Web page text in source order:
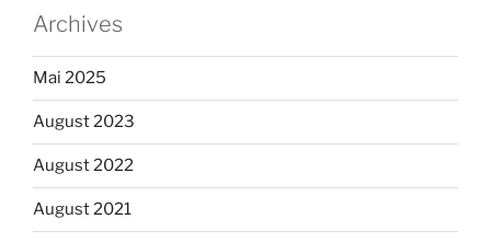
Archives
Mai 2025
August 2023
August 2022
August 2021